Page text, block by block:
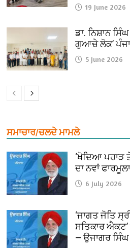
19 June 2026
ਡਾ. ਨਿਸ਼ਾਨ
ਗੁਆਚੇ ਲੋਕ’
5 June 2026
ਸਮਾਚਾਰ/ਚਲਦੇ ਮਾਮਲੇ
‘ਖੋਦਿਆ ਪਹਾੜ
ਦਾ ਨਵਾਂ
6 July 2026
‘ਜਾਗਤ ਜੋਤਿ
ਸਤਿਕਾਰ ਐਕਟ’
— ਉਜਾਗਰ ਸਿੰਘ